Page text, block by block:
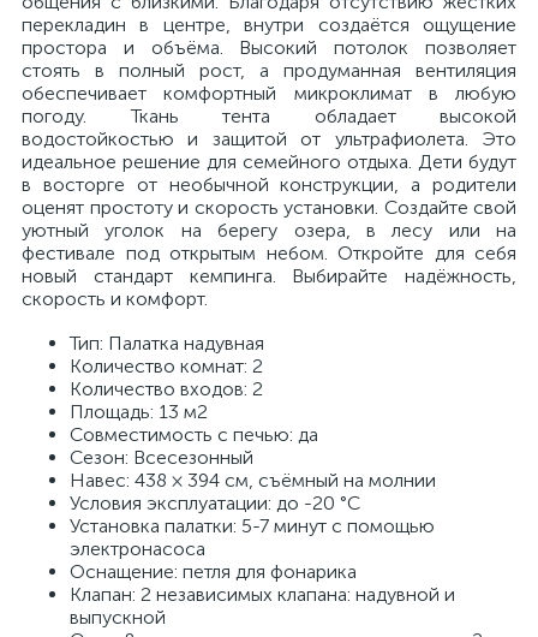
перекладин в центре, внутри создаётся ощущение
простора и объёма. Высокий потолок позволяет
стоять в полный рост, а продуманная вентиляция
обеспечивает комфортный микроклимат в любую
погоду. Ткань тента обладает высокой
водостойкостью и защитой от ультрафиолета. Это
идеальное решение для семейного отдыха. Дети будут
в восторге от необычной конструкции, а родители
оценят простоту и скорость установки. Создайте свой
уютный уголок на берегу озера, в лесу или на
фестивале под открытым небом. Откройте для себя
новый стандарт кемпинга. Выбирайте надёжность,
скорость и комфорт.
Тип: Палатка надувная
Количество комнат: 2
Количество входов: 2
Площадь: 13 м2
Совместимость с печью: да
Сезон: Всесезонный
Навес: 438 × 394 см, съёмный на молнии
Условия эксплуатации: до -20 °C
Установка палатки: 5-7 минут с помощью
электронасоса
Оснащение: петля для фонарика
Клапан: 2 независимых клапана: надувной и
выпускной